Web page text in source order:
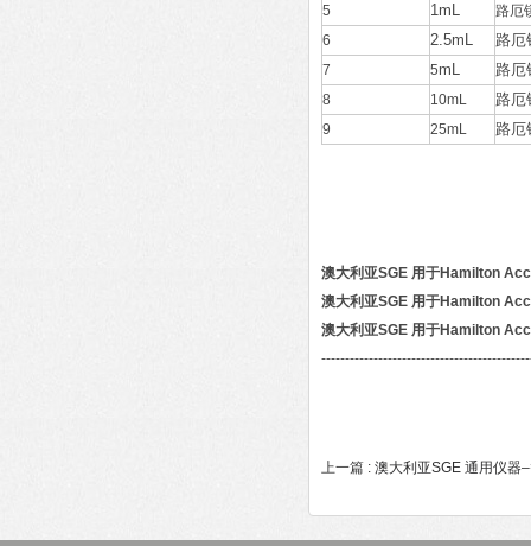
5
1mL
路厄
6
2.5mL 路厄
7 5mL 路厄
8 10mL 路厄
9 25mL 路厄
澳大利亚SGE 用于Hamilton
澳大利亚SGE 用于Hamilton
澳大利亚SGE 用于Hamilton
上一篇 : 澳大利亚SGE 通用仪器